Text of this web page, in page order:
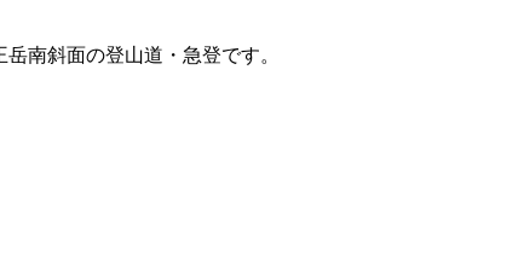
南斜面の登山道・急登です。